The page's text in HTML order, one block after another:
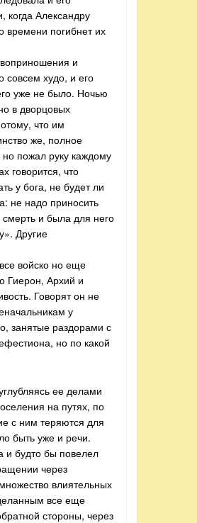
когда Александру
времени погибнет их
и
совсем худо, и его
уже не было. Ночью
в дворцовых
что им
же, полное
пожал руку каждому
говорится, что
у бога, не будет ли
не надо приносить
и была для него
Другие
войско но еще
Гиерон, Архий и
Говорят он не
у
занятые раздорами с
но по какой
ее делами
на путях, по
с ним теряются для
быть уже и речи.
и будто бы повелел
через
влиятельных
все еще
стороны, через